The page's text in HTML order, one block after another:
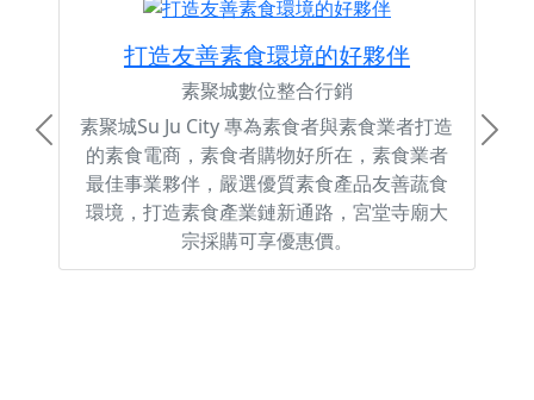
打造友善素食環境的好夥伴
素聚城數位整合行銷
素聚城Su Ju City 專為素食者與素食業者打造
的素食電商，素食者購物好所在，素食業者
最佳事業夥伴，嚴選優質素食產品友善蔬食
環境，打造素食產業鏈新通路，宮堂寺廟大
宗採購可享優惠價。
Previous Next